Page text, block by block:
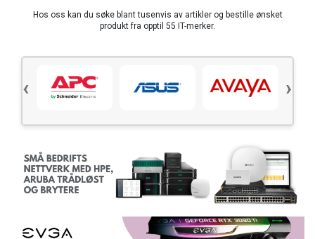
Skjermer og projektorer
Servere og lagringsutstyr
Datamaskin PC-system
Kontorrekvisita og tilbehør
Verktøy
Nettverksdata rack og serverskap
Hos oss kan du søke blant tusenvis av artikler og bestille ønsket
produkt fra opptil 55 IT-merker.
‹ ›